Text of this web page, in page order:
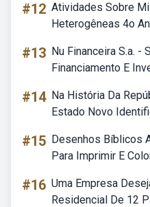
#12 Atividades Sobre
Heterogêneas 4o
#13 Nu Financeira S.a. -
Financiamento E
#14 Na História Da
Estado Novo
#15 Desenhos Bíblicos
Para Imprimir E
#16 Uma Empresa
Residencial De 12